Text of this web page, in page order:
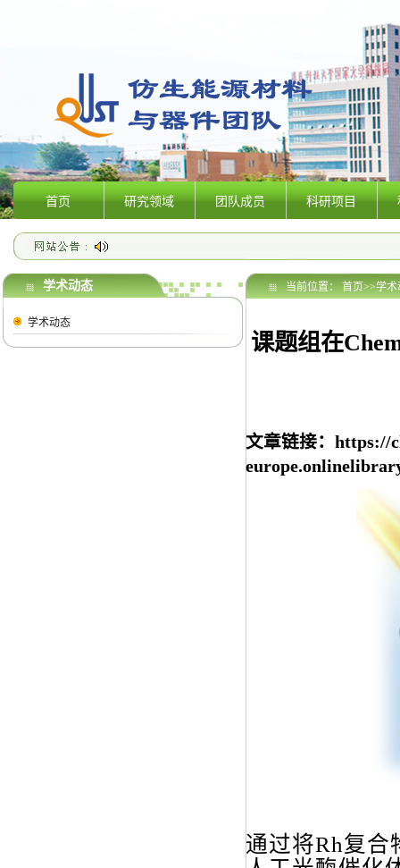
首页 研究领域 团队成员 科研项目
学术动态
学术动态
当前位置： 首页>>学术
课题组在
文章链接：https://
通过将Rh复合